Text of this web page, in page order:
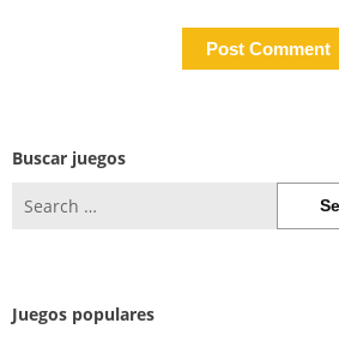
Buscar juegos
for:
Juegos populares